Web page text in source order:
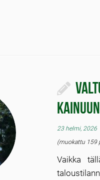
23 helmi, 2026
(muokattu 159
Vaikka